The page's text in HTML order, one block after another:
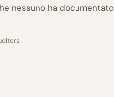
nessuno ha documentato